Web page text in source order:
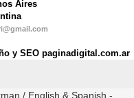
Aires
y SEO paginadigital.com.ar
/ English & Spanish -